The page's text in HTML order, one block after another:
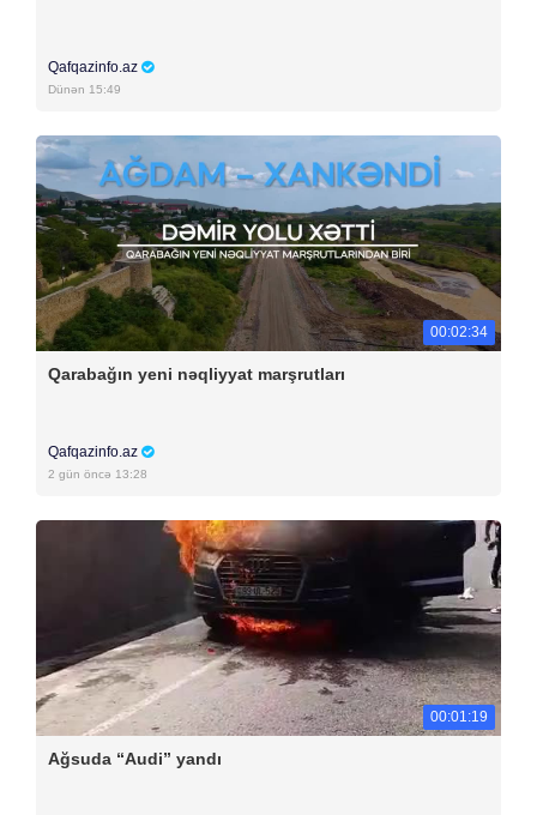
Qafqazinfo.az
Dünən 15:49
00:02:34
Qarabağın yeni nəqliyyat marşrutları
Qafqazinfo.az
2 gün öncə 13:28
00:01:19
Ağsuda “Audi” yandı